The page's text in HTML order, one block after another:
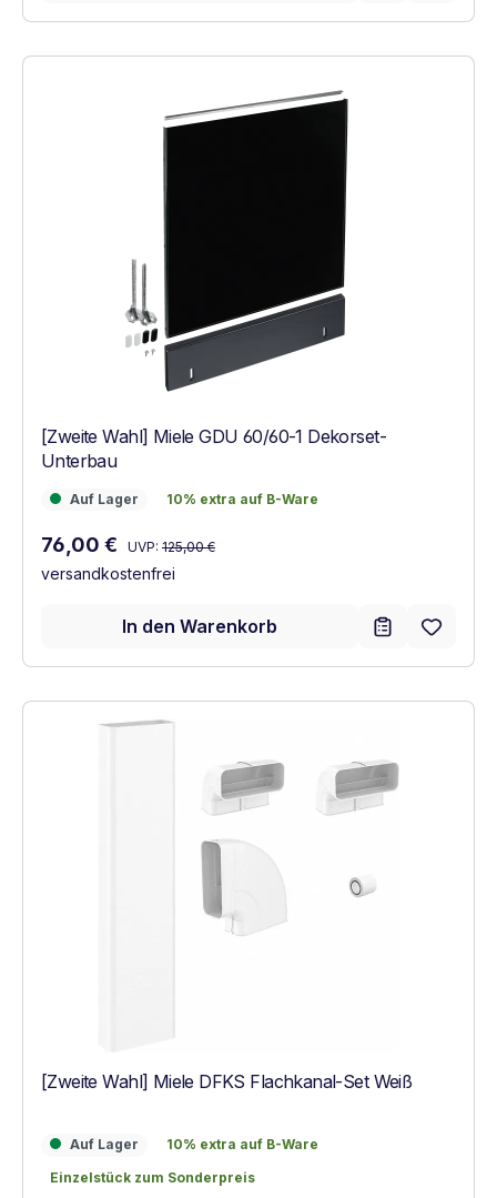
[Zweite Wahl] Miele GDU 60/60-1 Dekorset-
Unterbau
Auf Lager
Auf Lager 10% extra auf B-Ware
10% extra auf B-Ware
Verkaufspreis:
76,00 € Regulärer Preis:
UVP: 125,00 €
versandkostenfrei
In den Warenkorb
[Zweite Wahl] Miele DFKS Flachkanal-Set Weiß
Auf Lager
Auf Lager 10% extra auf B-Ware
10% extra auf B-Ware
Einzelstück zum Sonderpreis
Einzelstück zum Sonderpreis